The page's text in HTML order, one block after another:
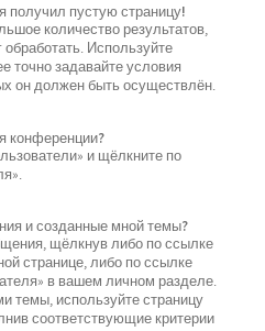
получил пустую страницу!
количество результатов,
Используйте
точно задавайте условия
он должен быть осуществлён.
конференции?
и щёлкните по
и созданные мной темы?
щёлкнув либо по ссылке
странице, либо по ссылке
в вашем личном разделе.
темы, используйте страницу
соответствующие критерии